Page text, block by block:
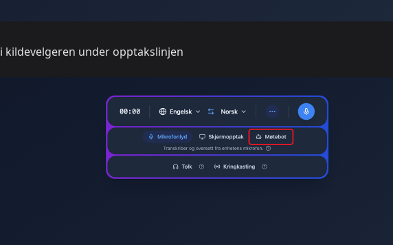
i kildevelgeren under opptakslinjen